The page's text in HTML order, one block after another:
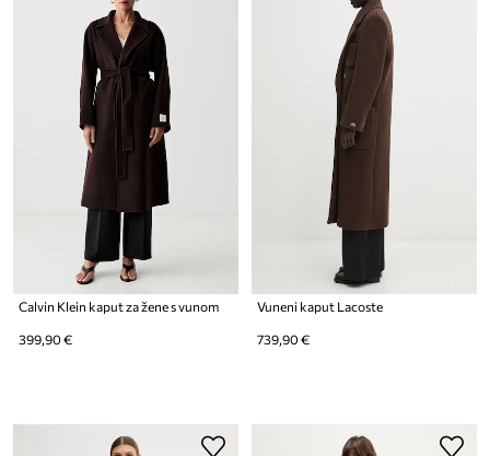
Calvin Klein kaput za žene s vunom
399,90 €
Vuneni kaput Lacoste
739,90 €